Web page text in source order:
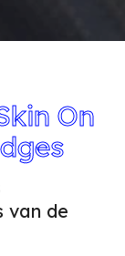
On
van de